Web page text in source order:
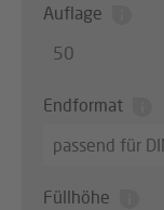
Auflage
50
Endformat
passend für
Füllhöhe